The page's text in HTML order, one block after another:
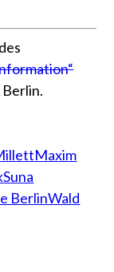
Berlin.
Maxim
Suna
BerlinWald